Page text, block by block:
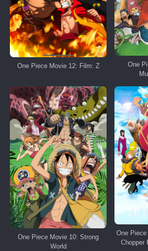
One Piece Movie 12: Film: Z
One
One Piece Movie 10: Strong
World
One
Chopper